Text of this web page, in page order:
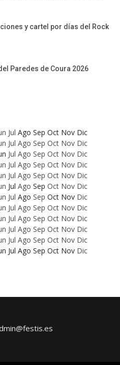
y cartel por días del Rock
Paredes de Coura 2026
Jul Ago Sep Oct Nov Dic
Jul Ago Sep Oct Nov Dic
Jul Ago Sep Oct Nov Dic
Jul Ago Sep Oct Nov Dic
Jul Ago Sep Oct Nov Dic
Jul Ago Sep Oct Nov Dic
Jul Ago Sep Oct Nov Dic
Jul Ago Sep Oct Nov Dic
Jul Ago Sep Oct Nov Dic
Jul Ago Sep Oct Nov Dic
Jul Ago Sep Oct Nov Dic
Jul Ago Sep Oct Nov Dic